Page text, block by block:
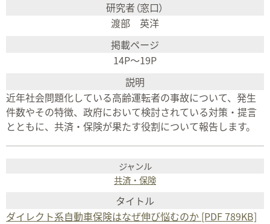
渡部 英洋
14P～19P
近年社会問題化している高齢運転者の事故について、発生
件数やその特徴、政府において検討されている対策・提言
とともに、共済・保険が果たす役割について報告します。
共済・保険
ダイレクト系自動車保険はなぜ伸び悩むのか [PDF 789KB]